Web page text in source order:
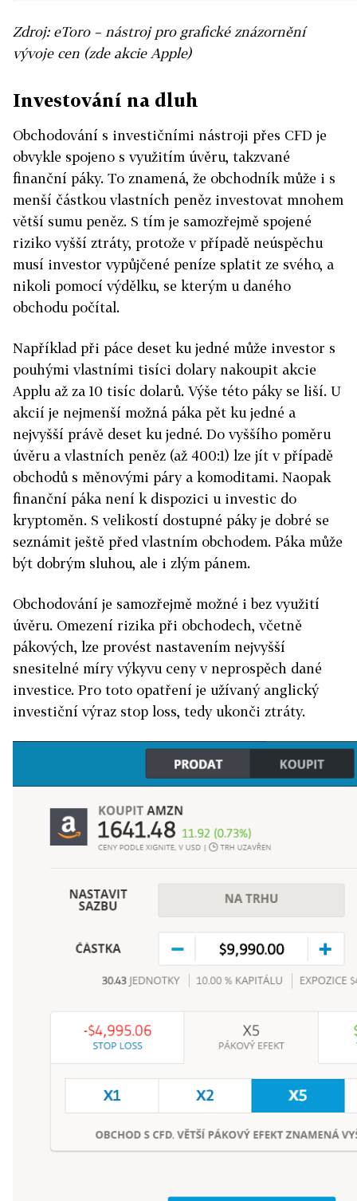
Zdroj: eToro – nástroj pro grafické znázornění
vývoje cen (zde akcie Apple)
Investování na dluh
Obchodování s investičními nástroji přes CFD je
obvykle spojeno s využitím úvěru, takzvané
finanční páky. To znamená, že obchodník může i s
menší částkou vlastních peněz investovat mnohem
větší sumu peněz. S tím je samozřejmě spojené
riziko vyšší ztráty, protože v případě neúspěchu
musí investor vypůjčené peníze splatit ze svého, a
nikoli pomocí výdělku, se kterým u daného
obchodu počítal.
Například při páce deset ku jedné může investor s
pouhými vlastními tisíci dolary nakoupit akcie
Applu až za 10 tisíc dolarů. Výše této páky se liší. U
akcií je nejmenší možná páka pět ku jedné a
nejvyšší právě deset ku jedné. Do vyššího poměru
úvěru a vlastních peněz (až 400:1) lze jít v případě
obchodů s měnovými páry a komoditami. Naopak
finanční páka není k dispozici u investic do
kryptoměn. S velikostí dostupné páky je dobré se
seznámit ještě před vlastním obchodem. Páka může
být dobrým sluhou, ale i zlým pánem.
Obchodování je samozřejmě možné i bez využití
úvěru. Omezení rizika při obchodech, včetně
pákových, lze provést nastavením nejvyšší
snesitelné míry výkyvu ceny v neprospěch dané
investice. Pro toto opatření je užívaný anglický
investiční výraz stop loss, tedy ukonči ztráty.